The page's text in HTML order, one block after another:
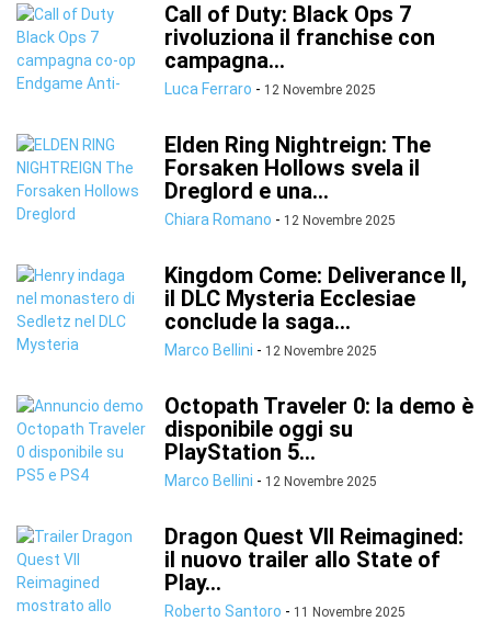
Call of Duty: Black Ops 7
rivoluziona il franchise con
campagna...
Luca Ferraro - 12 Novembre 2025
Elden Ring Nightreign: The
Forsaken Hollows svela il
Dreglord e una...
Chiara Romano - 12 Novembre 2025
Kingdom Come: Deliverance II,
il DLC Mysteria Ecclesiae
conclude la saga...
Marco Bellini - 12 Novembre 2025
Octopath Traveler 0: la demo è
disponibile oggi su
PlayStation 5...
Marco Bellini - 12 Novembre 2025
Dragon Quest VII Reimagined:
il nuovo trailer allo State of
Play...
Roberto Santoro - 11 Novembre 2025